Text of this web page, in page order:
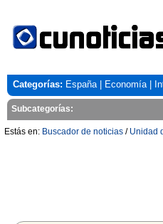
Categorías: España| Economía|
Subcategorías:
Estás en: Buscador de noticias / Unidad